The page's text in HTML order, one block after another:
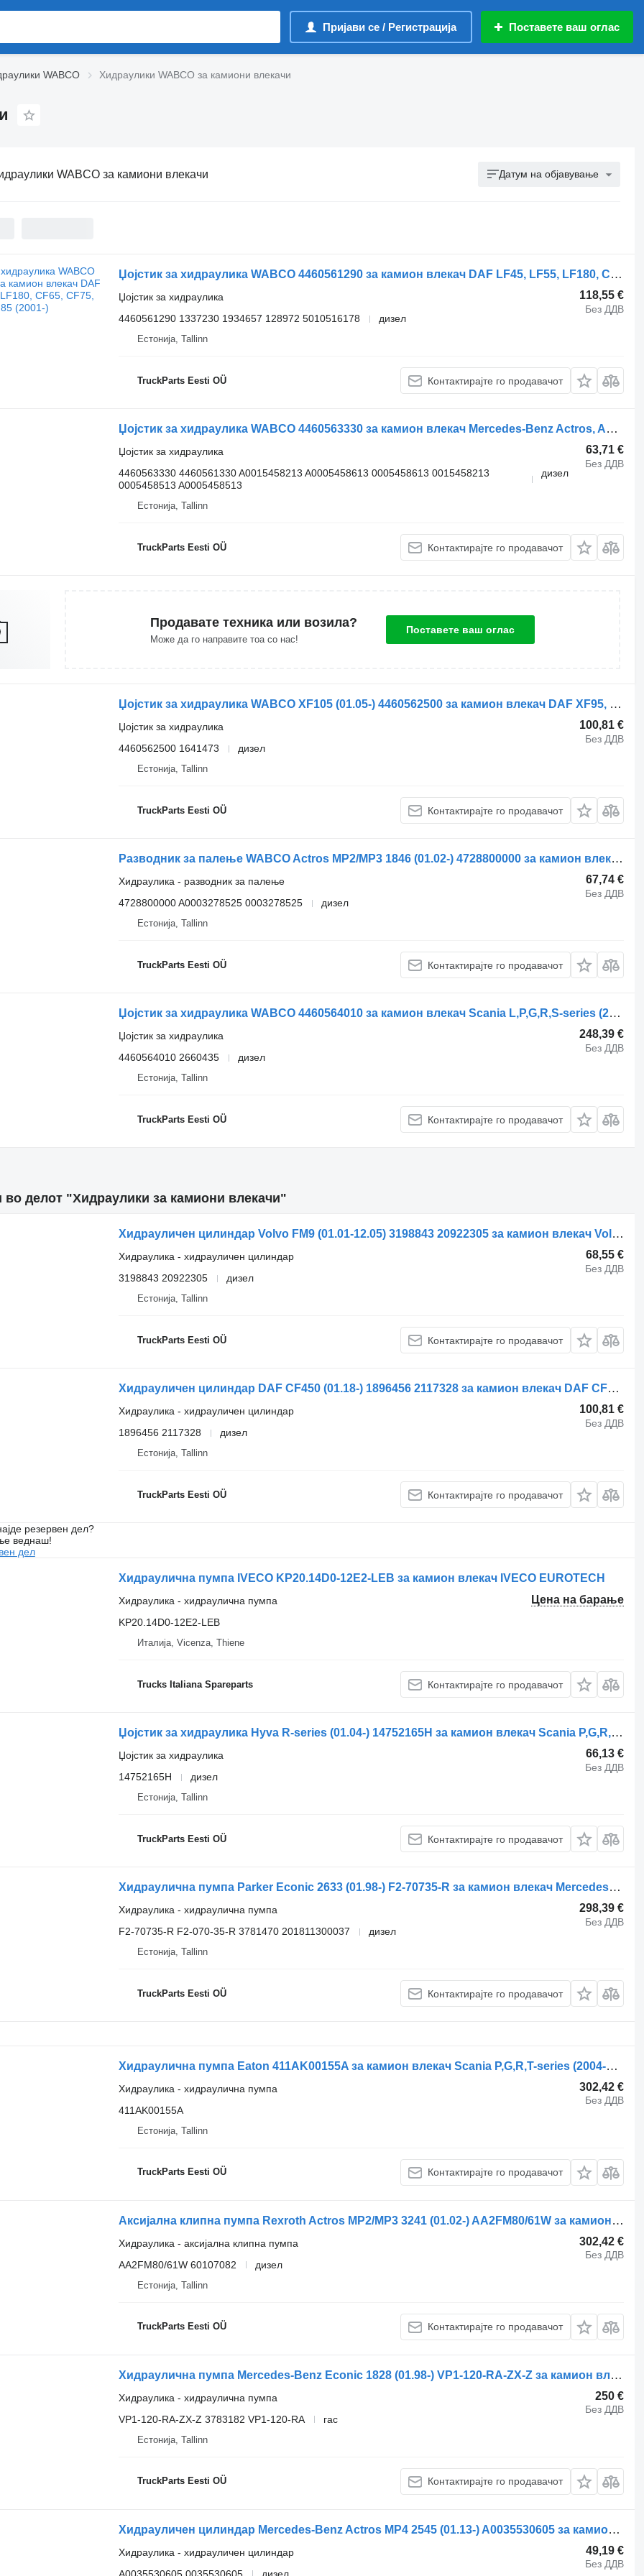
Пријави се / Регистрација Поставете ваш оглас
WABCO Хидраулики WABCO за камиони влекачи
WABCO за камиони влекачи Датум на објавување
Џојстик за хидраулика WABCO 4460561290 за камион влекач DAF LF45, LF55, LF180, CF65, CF75, CF85 (2001-)
118,55 €
Без ДДВ
Џојстик за хидраулика
4460561290 1337230 1934657 128972 5010516178
дизел
Естонија, Tallinn
TruckParts Eesti OÜ Контактирајте го продавачот
Џојстик за хидраулика WABCO 4460563330 за камион влекач Mercedes-Benz Actros, Axor MP1, MP2, MP3 (1996-2014)
63,71 €
Без ДДВ
Џојстик за хидраулика
4460563330 4460561330 A0015458213 A0005458613 0005458613 0015458213
0005458513 A0005458513
дизел
Естонија, Tallinn
TruckParts Eesti OÜ Контактирајте го продавачот
Продавате техника или возила?
Може да го направите тоа со нас!
Поставете ваш оглас
Џојстик за хидраулика WABCO XF105 (01.05-) 4460562500 за камион влекач DAF XF95, XF105 (2001-2014)
100,81 €
Без ДДВ
Џојстик за хидраулика
4460562500 1641473
дизел
Естонија, Tallinn
TruckParts Eesti OÜ Контактирајте го продавачот
Разводник за палење WABCO Actros MP2/MP3 1846 (01.02-) 4728800000 за камион влекач Mercedes-Benz Actros, Axor MP1, MP2, MP3 (1996-2014)
67,74 €
Без ДДВ
Хидраулика - разводник за палење
4728800000 A0003278525 0003278525
дизел
Естонија, Tallinn
TruckParts Eesti OÜ Контактирајте го продавачот
Џојстик за хидраулика WABCO 4460564010 за камион влекач Scania L,P,G,R,S-series (2016-)
248,39 €
Без ДДВ
Џојстик за хидраулика
4460564010 2660435
дизел
Естонија, Tallinn
TruckParts Eesti OÜ Контактирајте го продавачот
во делот "Хидраулики за камиони влекачи"
Хидрауличен цилиндар Volvo FM9 (01.01-12.05) 3198843 20922305 за камион влекач Volvo FM7-FM12, FM, FMX (1998-2014)
68,55 €
Без ДДВ
Хидраулика - хидрауличен цилиндар
3198843 20922305
дизел
Естонија, Tallinn
TruckParts Eesti OÜ Контактирајте го продавачот
Хидрауличен цилиндар DAF CF450 (01.18-) 1896456 2117328 за камион влекач DAF CF450, CF460 (2017-)
100,81 €
Без ДДВ
Хидраулика - хидрауличен цилиндар
1896456 2117328
дизел
Естонија, Tallinn
TruckParts Eesti OÜ Контактирајте го продавачот
резервен дел?
веднаш!
дел
Хидраулична пумпа IVECO KP20.14D0-12E2-LEB за камион влекач IVECO EUROTECH
Цена на барање
Хидраулика - хидраулична пумпа
KP20.14D0-12E2-LEB
Италија, Vicenza, Thiene
Trucks Italiana Spareparts Контактирајте го продавачот
Џојстик за хидраулика Hyva R-series (01.04-) 14752165H за камион влекач Scania P,G,R,T-series (2004-2017)
66,13 €
Без ДДВ
Џојстик за хидраулика
14752165H
дизел
Естонија, Tallinn
TruckParts Eesti OÜ Контактирајте го продавачот
Хидраулична пумпа Parker Econic 2633 (01.98-) F2-70735-R за камион влекач Mercedes-Benz Econic (1998-2014)
298,39 €
Без ДДВ
Хидраулика - хидраулична пумпа
F2-70735-R F2-070-35-R 3781470 201811300037
дизел
Естонија, Tallinn
TruckParts Eesti OÜ Контактирајте го продавачот
Хидраулична пумпа Eaton 411AK00155A за камион влекач Scania P,G,R,T-series (2004-2017)
302,42 €
Без ДДВ
Хидраулика - хидраулична пумпа
411AK00155A
Естонија, Tallinn
TruckParts Eesti OÜ Контактирајте го продавачот
Аксијална клипна пумпа Rexroth Actros MP2/MP3 3241 (01.02-) AA2FM80/61W за камион влекач Mercedes-Benz Actros, Axor MP1, MP2, MP3 (1996-2014)
302,42 €
Без ДДВ
Хидраулика - аксијална клипна пумпа
AA2FM80/61W 60107082
дизел
Естонија, Tallinn
TruckParts Eesti OÜ Контактирајте го продавачот
Хидраулична пумпа Mercedes-Benz Econic 1828 (01.98-) VP1-120-RA-ZX-Z за камион влекач Mercedes-Benz Econic (1998-2014)
250 €
Без ДДВ
Хидраулика - хидраулична пумпа
VP1-120-RA-ZX-Z 3783182 VP1-120-RA
гас
Естонија, Tallinn
TruckParts Eesti OÜ Контактирајте го продавачот
Хидрауличен цилиндар Mercedes-Benz Actros MP4 2545 (01.13-) A0035530605 за камион влекач Mercedes-Benz Actros MP4 Antos Arocs (2012-)
49,19 €
Без ДДВ
Хидраулика - хидрауличен цилиндар
A0035530605 0035530605
дизел